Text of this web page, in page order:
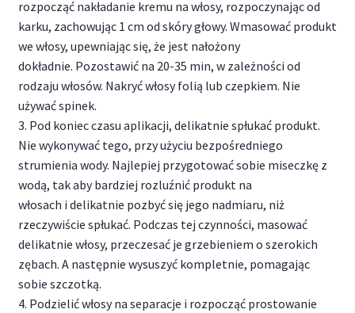
rozpocząć nakładanie kremu na włosy, rozpoczynając od
karku, zachowując 1 cm od skóry głowy. Wmasować produkt
we włosy, upewniając się, że jest nałożony
dokładnie. Pozostawić na 20-35 min, w zależności od
rodzaju włosów. Nakryć włosy folią lub czepkiem. Nie
używać spinek.
3. Pod koniec czasu aplikacji, delikatnie spłukać produkt.
Nie wykonywać tego, przy użyciu bezpośredniego
strumienia wody. Najlepiej przygotować sobie miseczkę z
wodą, tak aby bardziej rozluźnić produkt na
włosach i delikatnie pozbyć się jego nadmiaru, niż
rzeczywiście spłukać. Podczas tej czynności, masować
delikatnie włosy, przeczesać je grzebieniem o szerokich
zębach. A następnie wysuszyć kompletnie, pomagając
sobie szczotką.
4. Podzielić włosy na separacje i rozpocząć prostowanie